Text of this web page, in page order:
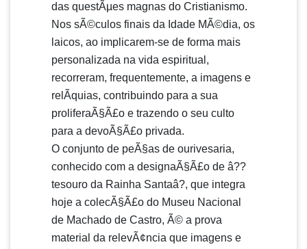
das questÃµes magnas do Cristianismo.
Nos sÃ©culos finais da Idade MÃ©dia, os
laicos, ao implicarem-se de forma mais
personalizada na vida espiritual,
recorreram, frequentemente, a imagens e
relÃ­quias, contribuindo para a sua
proliferaÃ§Ã£o e trazendo o seu culto
para a devoÃ§Ã£o privada.
O conjunto de peÃ§as de ourivesaria,
conhecido com a designaÃ§Ã£o de â??
tesouro da Rainha Santaâ?, que integra
hoje a colecÃ§Ã£o do Museu Nacional
de Machado de Castro, Ã© a prova
material da relevÃ¢ncia que imagens e